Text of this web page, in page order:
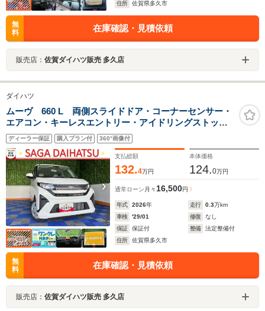
住所
佐賀県多久市
無
料
在庫確認・見積依頼
販売店： 佐賀ダイハツ販売 多久店
ダイハツ
ムーヴ 660 L 両側スライドドア・コーナーセンサー・
エアコン・キーレスエントリー・アイドリングストッ
プ・パワーウィンドウ
ディーラー保証 購入プラン付 360°画像付
支払総額
132.4万円
本体価格
124.0万円
通常ローン 月々 16,500円
年式 2026年 走行 0.3万km
車検
'29/01 修復
なし
保証
保証付 整備
法定整備付
住所
佐賀県多久市
無
料
在庫確認・見積依頼
販売店： 佐賀ダイハツ販売 多久店